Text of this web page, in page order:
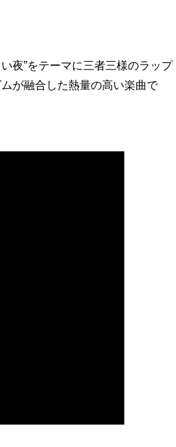
夜”をテーマに三者三様のラップ
が融合した熱量の高い楽曲で